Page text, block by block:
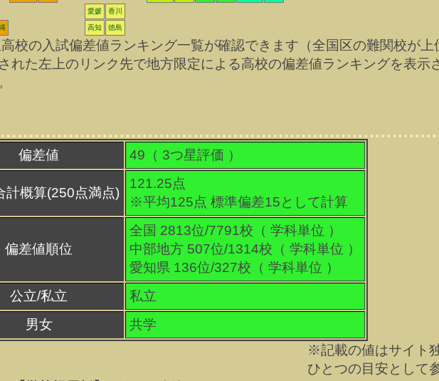
愛媛 香川
高知 徳島
の入試偏差値ランキング一覧が確認できます（全国区の難関校が上
れた左上のリンク先で地方限定による高校の偏差値ランキングを表示
偏差値 49（ 3つ星評価 ）
計概算(250点満点)
121.25点
※平均125点 標準偏差15として計算
偏差値順位
全国 2813位/7791校（ 学科単位 ）
中部地方 507位/1314校（ 学科単位 ）
愛知県 136位/327校（ 学科単位 ）
公立/私立
私立
男女
共学
※記載の値はサイト
ひとつの目安として